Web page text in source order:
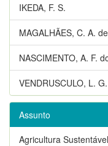
IKEDA, F. S.
MAGALHÃES, C. A.
NASCIMENTO, A. F.
VENDRUSCULO, L. G.
Assunto
Agricultura Sustentável